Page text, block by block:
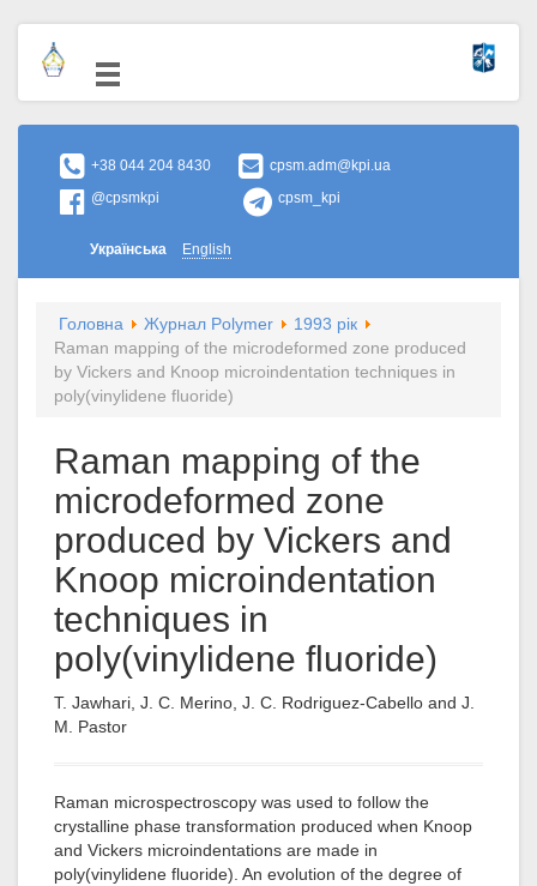
+38 044 204 8430
cpsm.adm@kpi.ua
@cpsmkpi
cpsm_kpi
Українська English
Головна Журнал Polymer
1993 рік
Raman mapping of the microdeformed zone produced
by Vickers and Knoop microindentation techniques in
poly(vinylidene fluoride)
Raman mapping of the
microdeformed zone
produced by Vickers and
Knoop microindentation
techniques in
poly(vinylidene fluoride)
T. Jawhari, J. C. Merino, J. C. Rodriguez-Cabello and J.
M. Pastor
Raman microspectroscopy was used to follow the
crystalline phase transformation produced when Knoop
and Vickers microindentations are made in
poly(vinylidene fluoride). An evolution of the degree of